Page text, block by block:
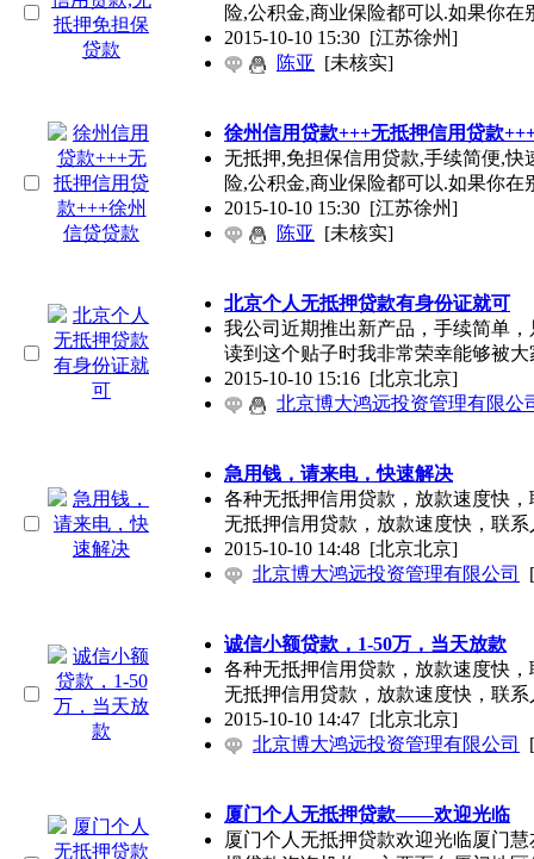
险,公积金,商业保险都可以.如果你在
2015-10-10 15:30 [江苏徐州]
陈亚
[未核实]
徐州信用贷款+++无抵押信用贷款
无抵押,免担保信用贷款,手续简便,快
险,公积金,商业保险都可以.如果你在
2015-10-10 15:30 [江苏徐州]
陈亚
[未核实]
北京个人无抵押贷款有身份证就可
我公司近期推出新产品，手续简单
读到这个贴子时我非常荣幸能够被大
2015-10-10 15:16 [北京北京]
北京博大鸿远投资管理有限公
急用钱，请来电，快速解决
各种无抵押信用贷款，放款速度快
无抵押信用贷款，放款速度快，联系
2015-10-10 14:48 [北京北京]
北京博大鸿远投资管理有限公司
诚信小额贷款，1-50万，当天放款
各种无抵押信用贷款，放款速度快
无抵押信用贷款，放款速度快，联系
2015-10-10 14:47 [北京北京]
北京博大鸿远投资管理有限公司
厦门个人无抵押贷款——欢迎光临
厦门个人无抵押贷款欢迎光临厦门